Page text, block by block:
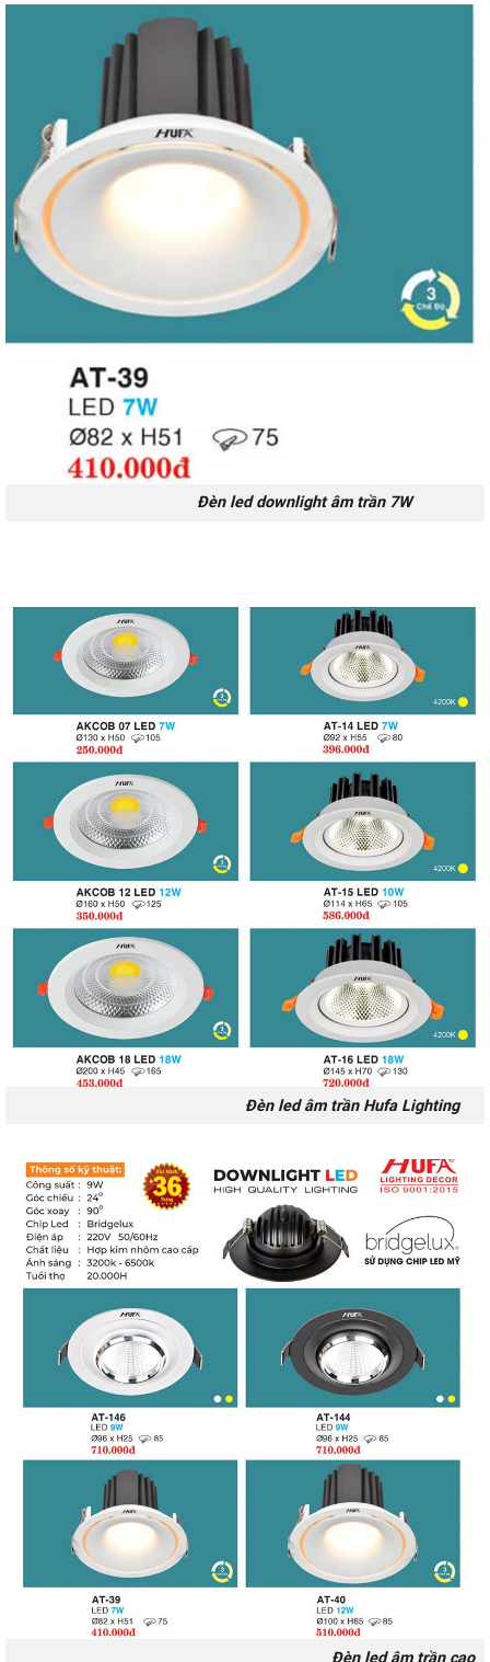
Đèn led downlight âm trần 7W
Đèn led âm trần Hufa Lighting